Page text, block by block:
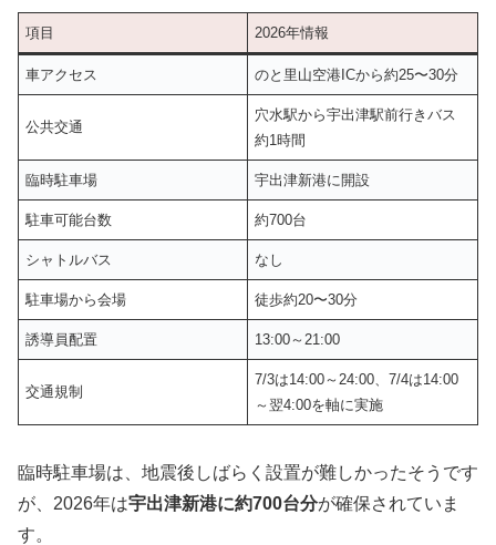
項目 2026年情報
車アクセス のと里山空港ICから約25〜30分
公共交通
穴水駅から宇出津駅前行きバス
約1時間
臨時駐車場 宇出津新港に開設
駐車可能台数 約700台
シャトルバス なし
駐車場から会場 徒歩約20〜30分
誘導員配置 13:00～21:00
交通規制
7/3は14:00～24:00、7/4は14:00
～翌4:00を軸に実施
臨時駐車場は、地震後しばらく設置が難しかったそうです
が、2026年は宇出津新港に約700台分が確保されていま
す。